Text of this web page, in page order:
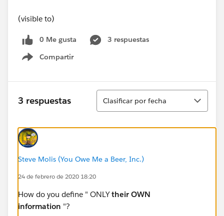
(visible to)
0 Me gusta
3 respuestas
Compartir
Show menu
3 respuestas
Ordenar
Clasificar por fecha
Steve Molis (You Owe Me a Beer, Inc.)
24 de febrero de 2020 18:20
How do you define " ONLYtheir OWN
information "?